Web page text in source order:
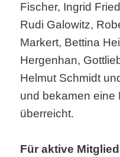
Fischer, Ingrid
Rudi Galowitz,
Markert, Bettina
Hergenhan,
Helmut Schmidt
und bekamen eine
überreicht.
Für aktive